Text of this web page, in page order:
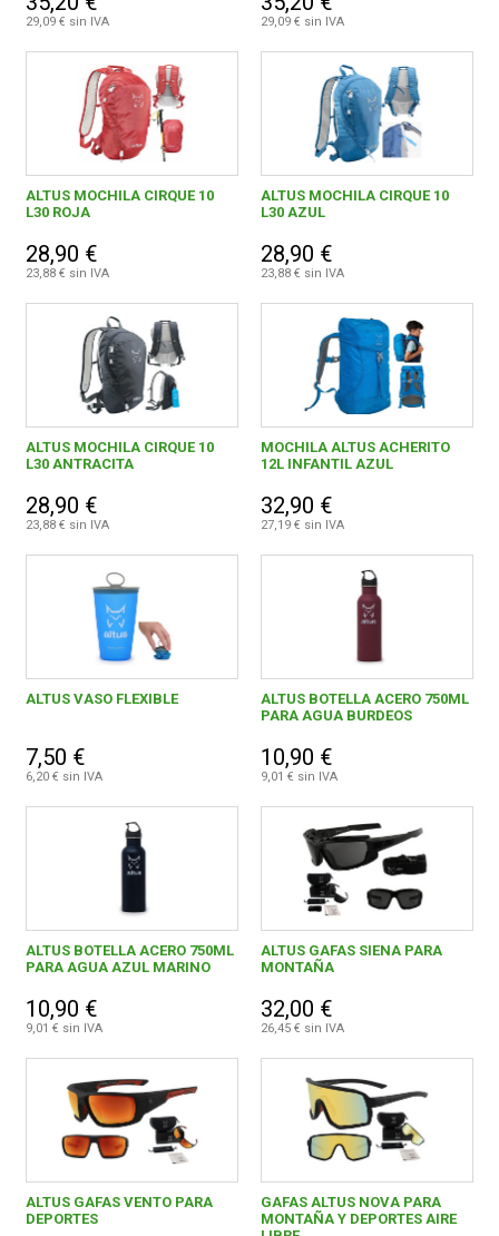
29,09 € sin IVA 29,09 € sin IVA
ALTUS MOCHILA CIRQUE 10
L30 ROJA
28,90 €
23,88 € sin IVA
ALTUS MOCHILA CIRQUE 10
L30 AZUL
28,90 €
23,88 € sin IVA
ALTUS MOCHILA CIRQUE 10
L30 ANTRACITA
28,90 €
23,88 € sin IVA
MOCHILA ALTUS ACHERITO
12L INFANTIL AZUL
32,90 €
27,19 € sin IVA
ALTUS VASO FLEXIBLE
7,50 €
6,20 € sin IVA
ALTUS BOTELLA ACERO 750ML
PARA AGUA BURDEOS
10,90 €
9,01 € sin IVA
ALTUS BOTELLA ACERO 750ML
PARA AGUA AZUL MARINO
10,90 €
9,01 € sin IVA
ALTUS GAFAS SIENA PARA
MONTAÑA
32,00 €
26,45 € sin IVA
ALTUS GAFAS VENTO PARA
DEPORTES
GAFAS ALTUS NOVA PARA
MONTAÑA Y DEPORTES AIRE